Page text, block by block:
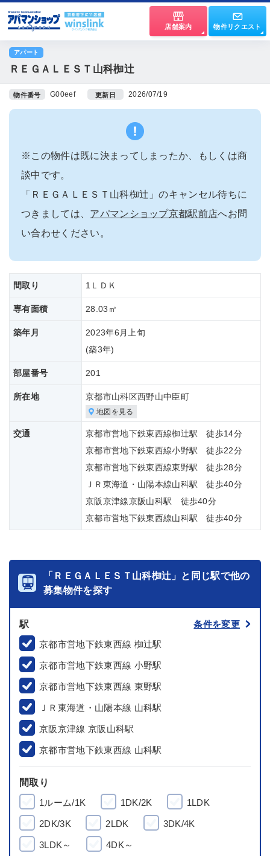
店舗案内 物件リクエスト
アパート
ＲＥＧＡＬＥＳＴ山科椥辻
物件番号 G00eef 更新日 2026/07/19
※この物件は既に決まってしまったか、もしくは商
談中です。
「ＲＥＧＡＬＥＳＴ山科椥辻」のキャンセル待ちに
つきましては、 アパマンショップ京都駅前店へお問
い合わせください。
間取り 1ＬＤＫ
専有面積 28.03㎡
築年月
2023年6月上旬
(築3年)
部屋番号 201
所在地 京都市山科区西野山中臣町
地図を見る
交通
京都市営地下鉄東西線椥辻駅 徒歩14分
京都市営地下鉄東西線小野駅 徒歩22分
京都市営地下鉄東西線東野駅 徒歩28分
ＪＲ東海道・山陽本線山科駅 徒歩40分
京阪京津線京阪山科駅 徒歩40分
京都市営地下鉄東西線山科駅 徒歩40分
「ＲＥＧＡＬＥＳＴ山科椥辻」と同じ駅で他の
募集物件を探す
駅
条件を変更
京都市営地下鉄東西線 椥辻駅
京都市営地下鉄東西線 小野駅
京都市営地下鉄東西線 東野駅
ＪＲ東海道・山陽本線 山科駅
京阪京津線 京阪山科駅
京都市営地下鉄東西線 山科駅
間取り
1ルーム/1K
1DK/2K 1LDK
2DK/3K 2LDK 3DK/4K
3LDK～ 4DK～